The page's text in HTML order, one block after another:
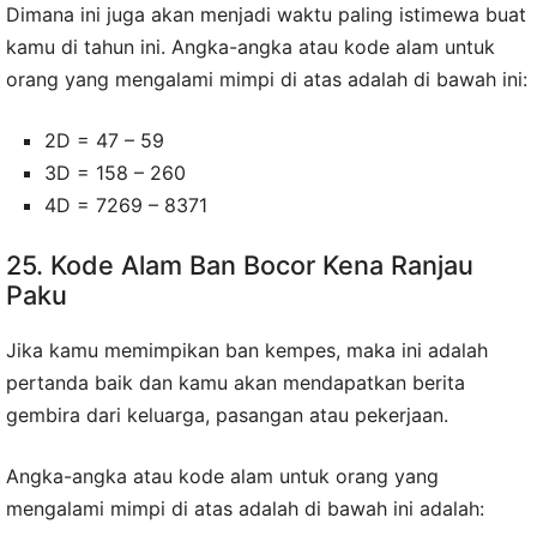
Dimana ini juga akan menjadi waktu paling istimewa buat
kamu di tahun ini. Angka-angka atau kode alam untuk
orang yang mengalami mimpi di atas adalah di bawah ini:
2D = 47 – 59
3D = 158 – 260
4D = 7269 – 8371
25. Kode Alam Ban Bocor Kena Ranjau
Paku
Jika kamu memimpikan ban kempes, maka ini adalah
pertanda baik dan kamu akan mendapatkan berita
gembira dari keluarga, pasangan atau pekerjaan.
Angka-angka atau kode alam untuk orang yang
mengalami mimpi di atas adalah di bawah ini adalah: